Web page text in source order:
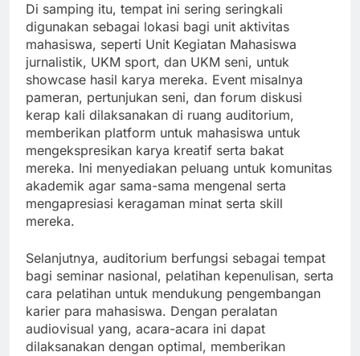
Di samping itu, tempat ini sering seringkali
digunakan sebagai lokasi bagi unit aktivitas
mahasiswa, seperti Unit Kegiatan Mahasiswa
jurnalistik, UKM sport, dan UKM seni, untuk
showcase hasil karya mereka. Event misalnya
pameran, pertunjukan seni, dan forum diskusi
kerap kali dilaksanakan di ruang auditorium,
memberikan platform untuk mahasiswa untuk
mengekspresikan karya kreatif serta bakat
mereka. Ini menyediakan peluang untuk komunitas
akademik agar sama-sama mengenal serta
mengapresiasi keragaman minat serta skill
mereka.
Selanjutnya, auditorium berfungsi sebagai tempat
bagi seminar nasional, pelatihan kepenulisan, serta
cara pelatihan untuk mendukung pengembangan
karier para mahasiswa. Dengan peralatan
audiovisual yang, acara-acara ini dapat
dilaksanakan dengan optimal, memberikan